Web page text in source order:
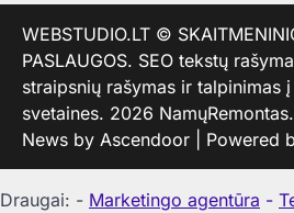
WEBSTUDIO.LT ©
PASLAUGOS. SEO tekstų
straipsnių rašymas ir talpinimas
svetaines. 2026
News by Ascendoor | Powered
Draugai: - Marketingo agentūra -